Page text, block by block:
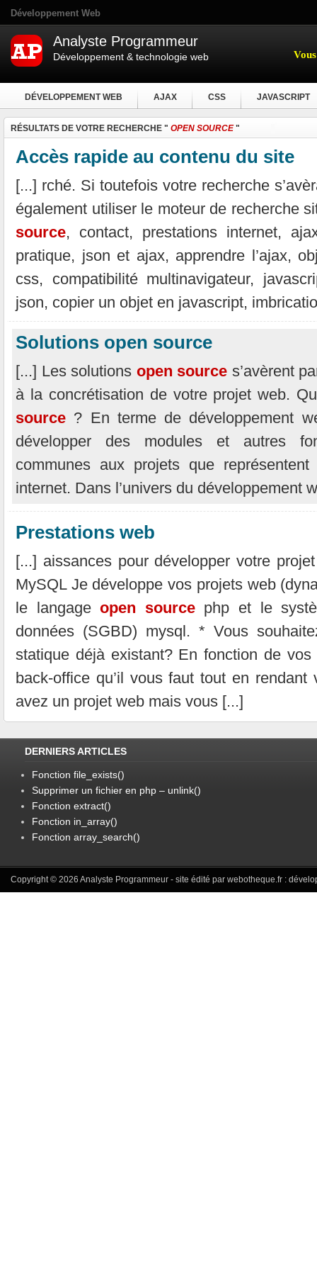
Développement Web
Analyste Programmeur
Développement & technologie web
DÉVELOPPEMENT WEB AJAX CSS JAVASCRIPT
RÉSULTATS DE VOTRE RECHERCHE " OPEN SOURCE"
Accès rapide au contenu du site
[...] rché. Si toutefois votre recherche
également utiliser le moteur de recherche
source, contact, prestations internet,
pratique, json et ajax, apprendre l’ajax,
css, compatibilité multinavigateur,
json, copier un objet en javascript,
Solutions open source
[...] Les solutions open source s’avèrent
à la concrétisation de votre projet web.
source ? En terme de développement
développer des modules et autres
communes aux projets que
internet. Dans l’univers du développement
Prestations web
[...] aissances pour développer votre
MySQL Je développe vos projets web
le langageopen sourcephp et le
données (SGBD) mysql. * Vous
statique déjà existant? En fonction de
back-office qu’il vous faut tout en
avez un projet web mais vous [...]
DERNIERS ARTICLES
Fonction file_exists()
Supprimer un fichier en php – unlink()
Fonction extract()
Fonction in_array()
Fonction array_search()
Copyright © 2026 Analyste Programmeur - site édité par webotheque.fr :